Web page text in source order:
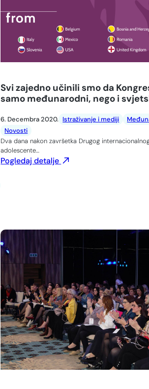
Svi zajedno učinili smo da
samo međunarodni, nego i
6. Decembra 2020. Istraživanje i mediji
Novosti
Dva dana nakon završetka Drugog
adolescente…
Pogledaj detalje